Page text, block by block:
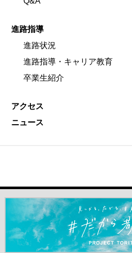
進路指導
進路状況
進路指導・キャリア教育
卒業生紹介
アクセス
ニュース
＃だから都立高（別ウインドウが